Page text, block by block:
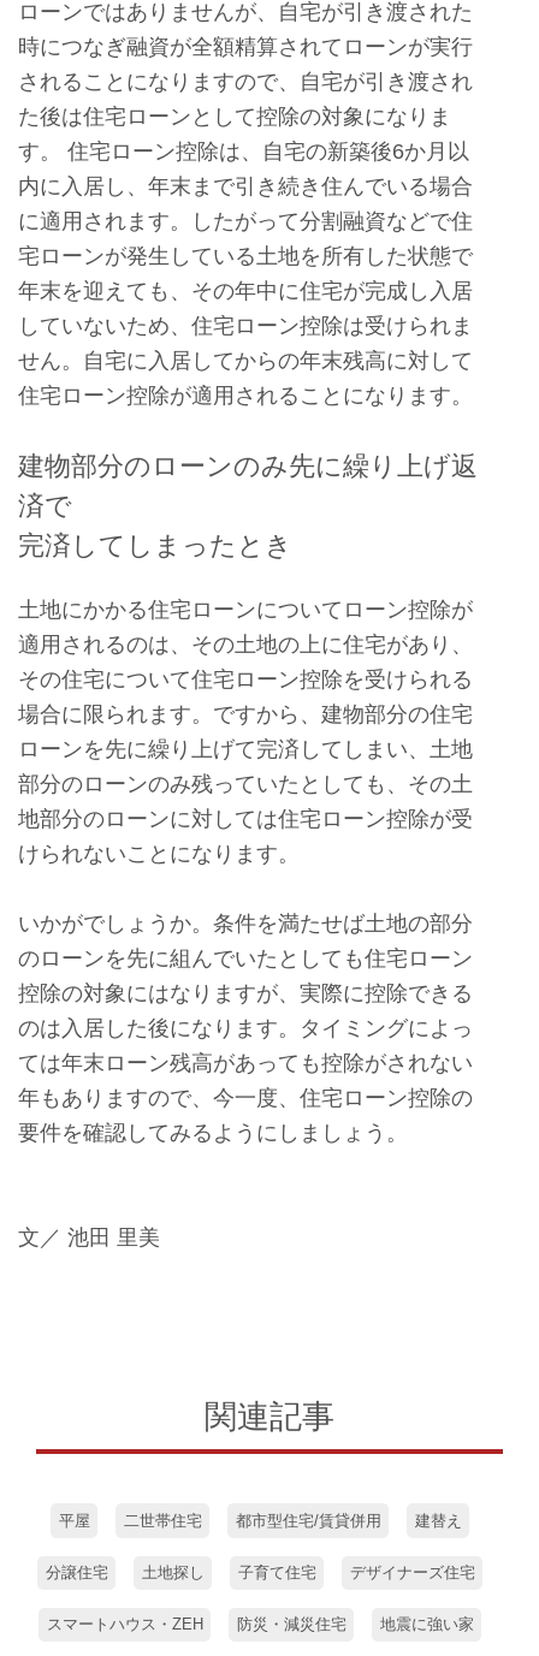
ローンではありませんが、自宅が引き渡された
時につなぎ融資が全額精算されてローンが実行
されることになりますので、自宅が引き渡され
た後は住宅ローンとして控除の対象になりま
す。 住宅ローン控除は、自宅の新築後6か月以
内に入居し、年末まで引き続き住んでいる場合
に適用されます。したがって分割融資などで住
宅ローンが発生している土地を所有した状態で
年末を迎えても、その年中に住宅が完成し入居
していないため、住宅ローン控除は受けられま
せん。自宅に入居してからの年末残高に対して
住宅ローン控除が適用されることになります。
建物部分のローンのみ先に繰り上げ返
済で
完済してしまったとき
土地にかかる住宅ローンについてローン控除が
適用されるのは、その土地の上に住宅があり、
その住宅について住宅ローン控除を受けられる
場合に限られます。ですから、建物部分の住宅
ローンを先に繰り上げて完済してしまい、土地
部分のローンのみ残っていたとしても、その土
地部分のローンに対しては住宅ローン控除が受
けられないことになります。
いかがでしょうか。条件を満たせば土地の部分
のローンを先に組んでいたとしても住宅ローン
控除の対象にはなりますが、実際に控除できる
のは入居した後になります。タイミングによっ
ては年末ローン残高があっても控除がされない
年もありますので、今一度、住宅ローン控除の
要件を確認してみるようにしましょう。
文／ 池田 里美
関連記事
平屋 二世帯住宅 都市型住宅/賃貸併用 建替え
分譲住宅 土地探し 子育て住宅 デザイナーズ住宅
スマートハウス・ZEH 防災・減災住宅 地震に強い家